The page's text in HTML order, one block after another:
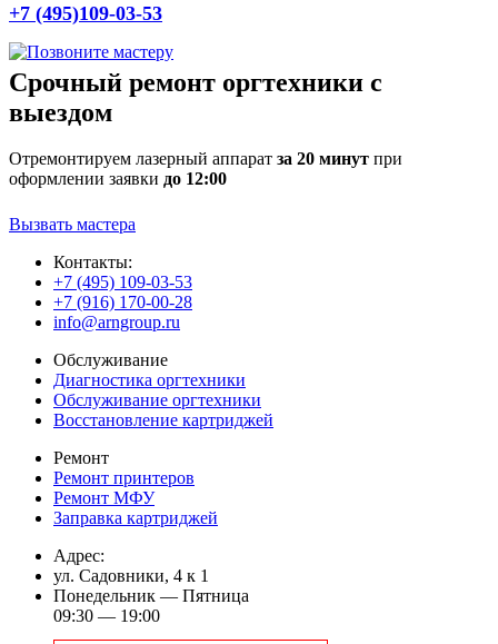
+7 (495)109-03-53
Срочный ремонт оргтехники с
выездом
Отремонтируем лазерный аппарат за 20 минут при
оформлении заявки до 12:00
Вызвать мастера
Контакты:
+7 (495) 109-03-53
+7 (916) 170-00-28
info@arngroup.ru
Обслуживание
Диагностика оргтехники
Обслуживание оргтехники
Восстановление картриджей
Ремонт
Ремонт принтеров
Ремонт МФУ
Заправка картриджей
Адрес:
ул. Садовники, 4 к 1
Понедельник — Пятница
09:30 — 19:00